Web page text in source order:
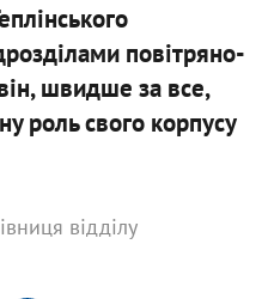
повітряно-
швидше за все,
роль свого корпусу
відділу